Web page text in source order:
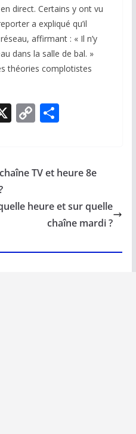
direct. Certains y ont vu
a expliqué qu’il
affirmant : « Il n’y
dans la salle de bal. »
théories complotistes
X C
y
n
P
g
TV et heure 8e
heure et sur quelle
chaîne mardi ?